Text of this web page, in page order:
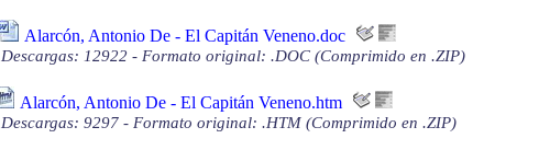
Alarcón, Antonio De - El Capitán Veneno.doc
Descargas: 12922 - Formato original: .DOC (Comprimido en .ZIP)
Alarcón, Antonio De - El Capitán Veneno.htm
Descargas: 9297 - Formato original: .HTM (Comprimido en .ZIP)